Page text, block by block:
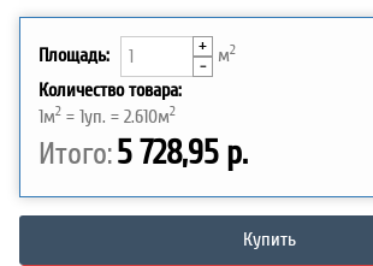
Площадь:
+
- м2
Количество товара:
1м2 =1уп. =2.610м2
Итого:5 728,95 р.
Купить